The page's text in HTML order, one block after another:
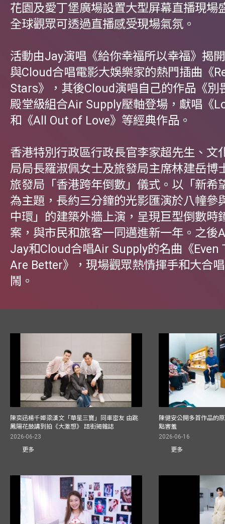
花園及愛丁堡廣場設置大型屏幕直播現場
全球觀眾可透過直播感受現場氣氛。
活動由Jay演唱《給你幸福所以幸福》揭
與Cloud合唱電影大娛樂家的熱門插曲《
Stars》，其後Cloud演唱自己的作品《別
殿堂級組合Air Supply壓軸登場，獻唱《
和《All Out of Love》等經典作品。
香港特別行政區行政長官李家超先生、文
局局長羅淑佩女士及旅發局主席林建岳博
旅發局「香港跨年倒數」儀式。以「新希
為主題，長約三分鐘的光影匯演於八幢參
中環」的建築外牆上演，呈現巨型倒數時
案，與市民和旅客一同邁進新一年。之後
Jay和Cloud合唱Air Supply的名曲《Even
Are Better》，現場觀眾熱情揮手和大合
鬧。
陳奕迅楊千嬅梁漢文「華星三寶」同車密友 由跳
鳳陽花鼓講到拍《大激想》 踎街揭雜誌
2026-06-23
更多
陳健安公開多首作品的
點害羞
2026-06-16
更多